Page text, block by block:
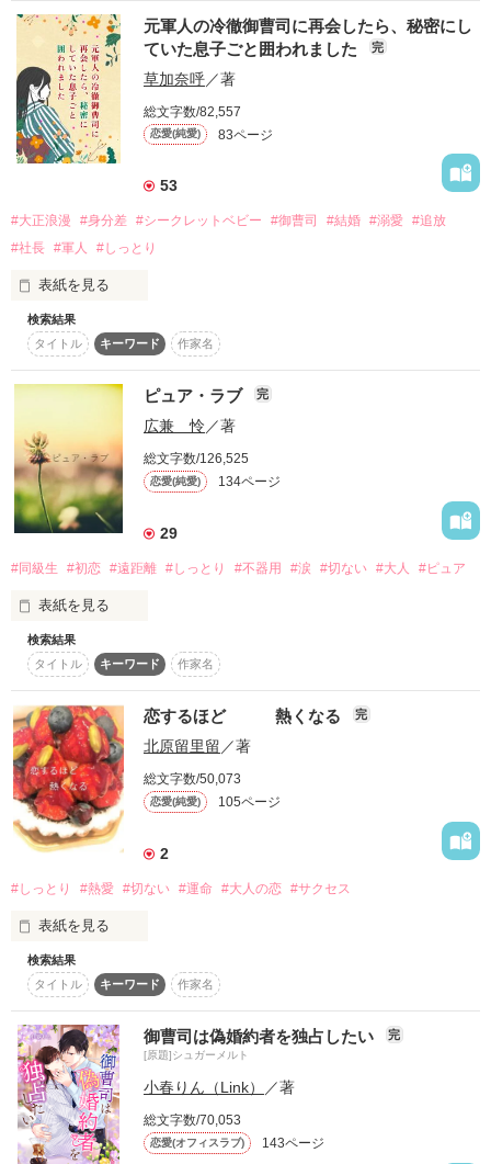
2018.10.30　完結公開
温かいレビューと感想をどうもありがとうございました！
作品を読む
作品を読む
元軍人の冷徹御曹司に再会したら、秘密にし
ていた息子ごと囲われました
完
草加奈呼／著
総文字数/82,557
恋愛(純愛) 83ページ
53
#大正浪漫 #身分差 #シークレットベビー #御曹司 #結婚 #溺愛 #追放
#社長 #軍人 #しっとり
表紙を見る
✿*ﾟ¨ﾟﾟ･*:..｡✩.*･ﾟ　ﾟ･*.✩｡..:*･ﾟﾟ¨ﾟ*✿
薬師の両親を亡くしたひなは、遺された調合法だけを頼りに暮
らしていたが、
家賃も払えず行き場を失いかけていた。
そんなとき、ひなの薬に目を留めたのが、
製薬会社を営む子爵家の若き当主・早乙女慶一郎。
ひなは早乙女家で女中として働くことに。
ひなには哀しげな瞳の奥に優しさが見え、次第に惹かれてい
く。
そんな中、慶一郎の母・清栄がひなに見合い話を持ちかけてく
る。
だが相手は、女性の価値を“純潔”で測るような傲慢な男だっ
た。
結婚を避けたいひなは、
「純潔を失えば、見合いは破談になるのでは……？」
と考え、偶然その場に居合わせた慶一郎に相談をしてしまう。
しかし、それに激昂した清栄はひなを追い出してしまう。
ひなの中に、新しい命が宿っているとも知らずに──。
数年後。
幼い息子と共に歩いていた市場で、再び慶一郎と巡り会う。
愛のない情事だったはずなのに、慶一郎は再びひなを求めてき
て──
✿*ﾟ¨ﾟﾟ･*:..｡✩.*･ﾟ　ﾟ･*.✩｡..:*･ﾟﾟ¨ﾟ*✿
検索結果
タイトル
キーワード 作家名
ピュア・ラブ 完
広兼 怜／著
総文字数/126,525
恋愛(純愛) 134ページ
29
#同級生 #初恋 #遠距離 #しっとり #不器用 #涙 #切ない #大人 #ピュア
表紙を見る
茜は自分の世界を守ることが必要だった。
そのために自分の存在を消しながら生きてきた。
そんな時、一匹の子猫を拾う。
その子猫がめぐり合わせた、忘れていた同級生橘の存在。
包み込むように見守る橘の茜への想い……。
そこから茜のかたくなに守ってきた世界が崩れ始める。
※タイトル変更しました。
※追記で、その後の二人を書きました。
作品を読む
検索結果
タイトル
キーワード 作家名
恋するほど 熱くなる 完
北原留里留 ／著
総文字数/50,073
恋愛(純愛) 105ページ
2
#しっとり #熱愛 #切ない #運命 #大人の恋 #サクセス
表紙を見る
離れていても
想い合える熱い恋が
必ずある
～　美莉のサクセスストーリーをリニューアルいたしました
～
検索結果
タイトル
キーワード 作家名
御曹司は偽婚約者を独占したい 完
[原題]シュガーメルト
小春りん（Link） ／著
総文字数/70,053
恋愛(オフィスラブ) 143ページ